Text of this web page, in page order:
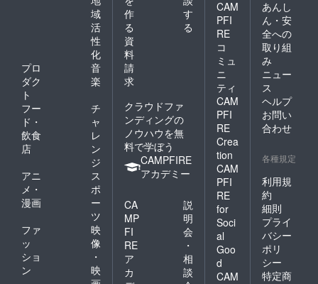
域
活
性
化
プロ
ダク
ト
音
楽
フー
ド・
飲食
店
チ
ャ
レ
ン
ジ
アニ
メ・
漫画
ス
ポ
ー
ツ
ファ
ッ
ショ
ン
映
像
・
映
作
る
す
る
資
料
請
求
クラウドファ
ンディングの
ノウハウを無
料で学ぼう
CAMPFIRE
アカデミー
CA
MP
FI
RE
ア
カ
説
明
会
・
相
談
CAM
PFI
RE
コ
ミュ
ニ
ティ
CAM
PFI
RE
Crea
tion
CAM
PFI
RE
for
Soci
al
Goo
d
CAM
あんし
ん・安
全への
取り組
み
ニュー
ス
ヘルプ
お問い
合わせ
各種規定
利用規
約
細則
プライ
バシー
ポリ
シー
特定商